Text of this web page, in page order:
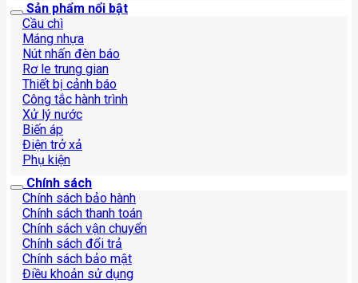
Sản phẩm nổi bật
Cầu chì
Máng nhựa
Nút nhấn đèn báo
Rơ le trung gian
Thiết bị cảnh báo
Công tắc hành trình
Xử lý nước
Biến áp
Điện trở xả
Phụ kiện
Chính sách
Chính sách bảo hành
Chính sách thanh toán
Chính sách vận chuyển
Chính sách đổi trả
Chính sách bảo mật
Điều khoản sử dụng